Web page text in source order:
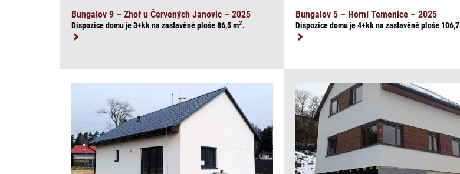
Bungalov 9 – Zhoř u Červených Janovic – 2025
Dispozice domu je 3+kk na zastavěné ploše 86,5m2.
Bungalov 5 – Horní Temenice – 2025
Dispozice domu je 4+kk na zastavěné ploše 106,7